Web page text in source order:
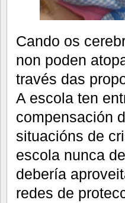
Cando os
non poden
través das
A escola ten
compensación
situacións de
escola nunca
debería
redes de